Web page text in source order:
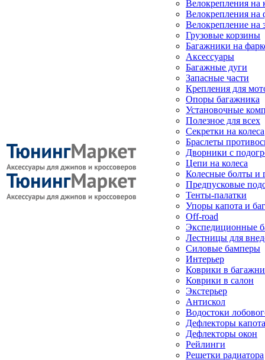
Велокрепления
Велокрепления на
Велокрепление на
Грузовые корзины
Багажники на
Аксессуары
Багажные дуги
Запасные части
Крепления для
Опоры багажника
Установочные
Полезное для всех
Секретки на колеса
Браслеты
Дворники с
Цепи на колеса
Колесные болты и
Предпусковые
Тенты-палатки
Упоры капота и
Off-road
Экспедиционные
Лестницы для
Силовые бамперы
Интерьер
Коврики в
Коврики в салон
Экстерьер
Антискол
Водостоки
Дефлекторы капота
Дефлекторы окон
Рейлинги
Решетки радиатора